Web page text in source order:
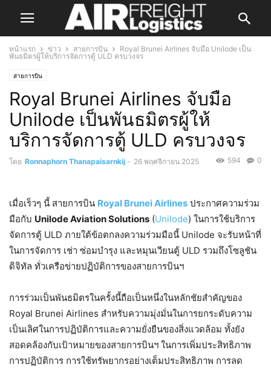
หน้าแรก ข่าว สายการบิน
Royal Brunei Airlines จับมือ Unilode เป็น
พันธมิตรผู้ให้บริการจัดการตู้ ULD ครบวงจร
สายการบิน
Royal Brunei Airlines จับมือ
Unilode เป็นพันธมิตรผู้ให้
บริการจัดการตู้ ULD ครบวงจร
โดย Ronnaphorn Thanapaisarnkij - 26 พฤศจิกายน 2025 0
594
เมื่อเร็วๆ นี้ สายการบิน Royal Brunei Airlines ประกาศความร่วม
มือกับ Unilode Aviation Solutions (Unilode) ในการใช้บริการ
จัดการตู้ ULD ภายใต้ข้อตกลงความร่วมมือนี้ Unilode จะรับหน้าที่
ในการจัดการ เช่า ซ่อมบำรุง และหมุนเวียนตู้ ULD รวมถึงโซลูชัน
ดิจิทัล ทั่วเครือข่ายปฏิบัติการของสายการบินฯ
การร่วมเป็นพันธมิตรในครั้งนี้ถือเป็นหนึ่งในหลักชัยสำคัญของ
Royal Brunei Airlines สำหรับความมุ่งมั่นในการยกระดับความ
เป็นเลิศในการปฏิบัติการและความยั่งยืนของสิ่งแวดล้อม ทั้งยัง
สอดคล้องกับเป้าหมายของสายการบินฯ ในการเพิ่มประสิทธิภาพ
การปฏิบัติการ การใช้ทรัพยากรอย่างเต็มประสิทธิภาพ การลด